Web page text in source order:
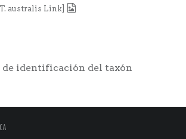
australis Link]
identificación del taxón